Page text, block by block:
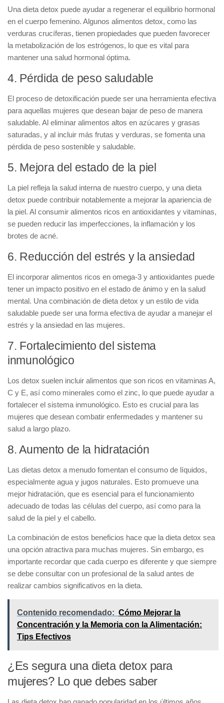
Una dieta detox puede ayudar a regenerar el equilibrio hormonal
en el cuerpo femenino. Algunos alimentos detox, como las
verduras crucíferas, tienen propiedades que pueden favorecer
la metabolización de los estrógenos, lo que es vital para
mantener una salud hormonal óptima.
4. Pérdida de peso saludable
El proceso de detoxificación puede ser una herramienta efectiva
para aquellas mujeres que desean bajar de peso de manera
saludable. Al eliminar alimentos altos en azúcares y grasas
saturadas, y al incluir más frutas y verduras, se fomenta una
pérdida de peso sostenible y saludable.
5. Mejora del estado de la piel
La piel refleja la salud interna de nuestro cuerpo, y una dieta
detox puede contribuir notablemente a mejorar la apariencia de
la piel. Al consumir alimentos ricos en antioxidantes y vitaminas,
se pueden reducir las imperfecciones, la inflamación y los
brotes de acné.
6. Reducción del estrés y la ansiedad
El incorporar alimentos ricos en omega-3 y antioxidantes puede
tener un impacto positivo en el estado de ánimo y en la salud
mental. Una combinación de dieta detox y un estilo de vida
saludable puede ser una forma efectiva de ayudar a manejar el
estrés y la ansiedad en las mujeres.
7. Fortalecimiento del sistema
inmunológico
Los detox suelen incluir alimentos que son ricos en vitaminas A,
C y E, así como minerales como el zinc, lo que puede ayudar a
fortalecer el sistema inmunológico. Esto es crucial para las
mujeres que desean combatir enfermedades y mantener su
salud a largo plazo.
8. Aumento de la hidratación
Las dietas detox a menudo fomentan el consumo de líquidos,
especialmente agua y jugos naturales. Esto promueve una
mejor hidratación, que es esencial para el funcionamiento
adecuado de todas las células del cuerpo, así como para la
salud de la piel y el cabello.
La combinación de estos beneficios hace que la dieta detox sea
una opción atractiva para muchas mujeres. Sin embargo, es
importante recordar que cada cuerpo es diferente y que siempre
se debe consultar con un profesional de la salud antes de
realizar cambios significativos en la dieta.
Contenido recomendado: Cómo Mejorar la
Concentración y la Memoria con la Alimentación:
Tips Efectivos
¿Es segura una dieta detox para
mujeres? Lo que debes saber